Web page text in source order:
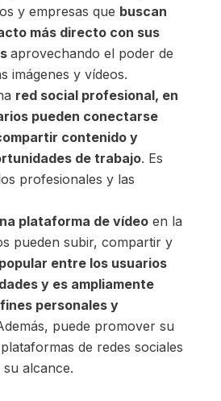
y empresas que buscan
más directo con sus
aprovechando el poder de
imágenes y vídeos.
red social profesional, en
pueden conectarse
contenido y
de trabajo. Es
profesionales y las
plataforma de vídeoen la
pueden subir, compartir y
entre los usuarios
y es ampliamente
personales y
puede promover su
de redes sociales
alcance.